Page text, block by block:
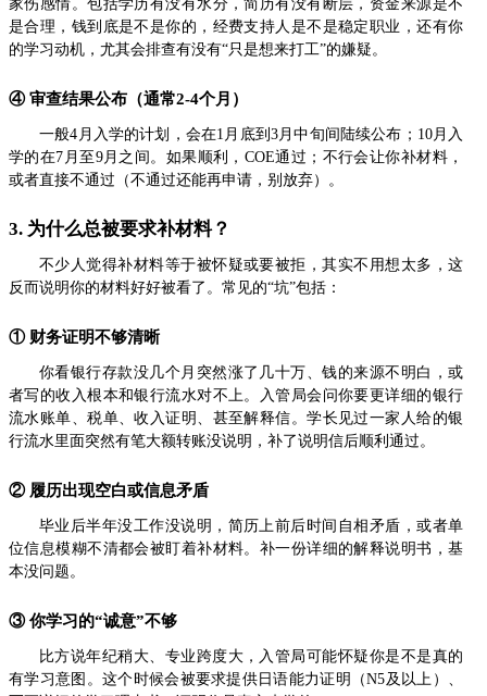
家伤感情。包括学历有没有水分，简历有没有断层，资金来源是不
是合理，钱到底是不是你的，经费支持人是不是稳定职业，还有你
的学习动机，尤其会排查有没有“只是想来打工”的嫌疑。
④ 审查结果公布（通常2-4个月）
一般4月入学的计划，会在1月底到3月中旬间陆续公布；10月入
学的在7月至9月之间。如果顺利，COE通过；不行会让你补材料，
或者直接不通过（不通过还能再申请，别放弃）。
3. 为什么总被要求补材料？
不少人觉得补材料等于被怀疑或要被拒，其实不用想太多，这
反而说明你的材料好好被看了。常见的“坑”包括：
① 财务证明不够清晰
你看银行存款没几个月突然涨了几十万、钱的来源不明白，或
者写的收入根本和银行流水对不上。入管局会问你要更详细的银行
流水账单、税单、收入证明、甚至解释信。学长见过一家人给的银
行流水里面突然有笔大额转账没说明，补了说明信后顺利通过。
② 履历出现空白或信息矛盾
毕业后半年没工作没说明，简历上前后时间自相矛盾，或者单
位信息模糊不清都会被盯着补材料。补一份详细的解释说明书，基
本没问题。
③ 你学习的“诚意”不够
比方说年纪稍大、专业跨度大，入管局可能怀疑你是不是真的
有学习意图。这个时候会被要求提供日语能力证明（N5及以上）、